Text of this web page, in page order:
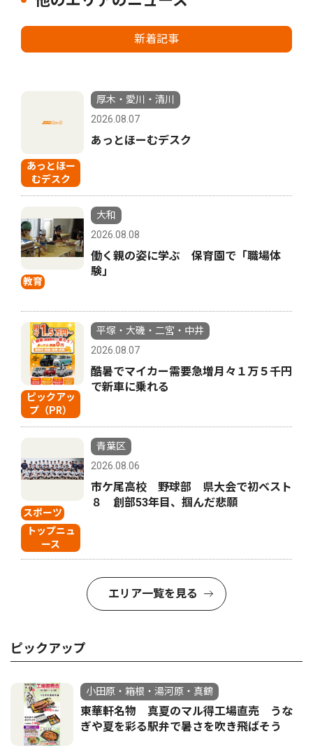
新着記事
あっとほー
むデスク
厚木・愛川・清川
2026.08.07
あっとほーむデスク
教育
大和
2026.08.08
働く親の姿に学ぶ 保育園で「職場体
験」
ピックアッ
プ（PR）
平塚・大磯・二宮・中井
2026.08.07
酷暑でマイカー需要急増月々１万５千円
で新車に乗れる
スポーツ
トップニュ
ース
青葉区
2026.08.06
市ケ尾高校 野球部 県大会で初ベスト
８ 創部53年目、掴んだ悲願
エリア一覧を見る
ピックアップ
小田原・箱根・湯河原・真鶴
東華軒名物 真夏のマル得工場直売 うな
ぎや夏を彩る駅弁で暑さを吹き飛ばそう